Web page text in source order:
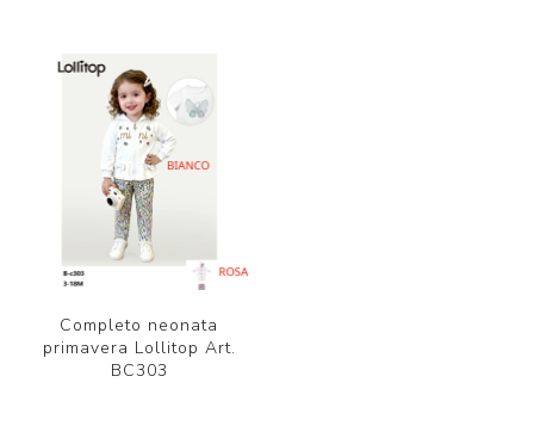
Completo neonata
primavera Lollitop Art.
BC303